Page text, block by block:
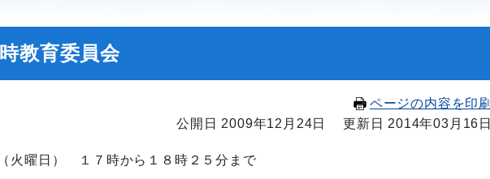
教育委員会
ページの内容を印刷
公開日 2009年12月24日
更新日 2014年03月16日
火曜日） １７時から１８時２５分まで